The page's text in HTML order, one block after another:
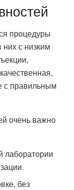
процедуры
с низким
с правильным
очень важно
лаборатории
без